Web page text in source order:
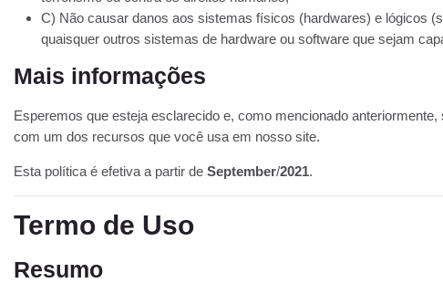
C) Não causar danos aos sistemas físicos (hardwares) e lógicos
quaisquer outros sistemas de hardware ou software que sejam
Mais informações
Esperemos que esteja esclarecido e, como mencionado
com um dos recursos que você usa em nosso site.
Esta política é efetiva a partir de September/2021.
Termo de Uso
Resumo